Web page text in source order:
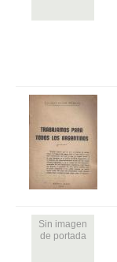
Sin imagen
de portada